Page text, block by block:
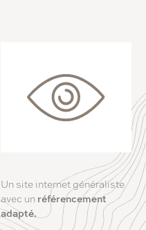
Un site internet généraliste
avec un référencement
adapté.